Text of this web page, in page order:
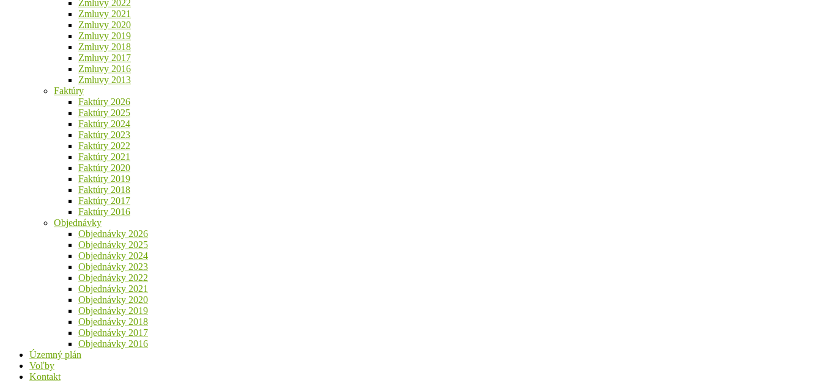
Zmluvy 2022
Zmluvy 2021
Zmluvy 2020
Zmluvy 2019
Zmluvy 2018
Zmluvy 2017
Zmluvy 2016
Zmluvy 2013
Faktúry
Faktúry 2026
Faktúry 2025
Faktúry 2024
Faktúry 2023
Faktúry 2022
Faktúry 2021
Faktúry 2020
Faktúry 2019
Faktúry 2018
Faktúry 2017
Faktúry 2016
Objednávky
Objednávky 2026
Objednávky 2025
Objednávky 2024
Objednávky 2023
Objednávky 2022
Objednávky 2021
Objednávky 2020
Objednávky 2019
Objednávky 2018
Objednávky 2017
Objednávky 2016
Územný plán
Voľby
Kontakt